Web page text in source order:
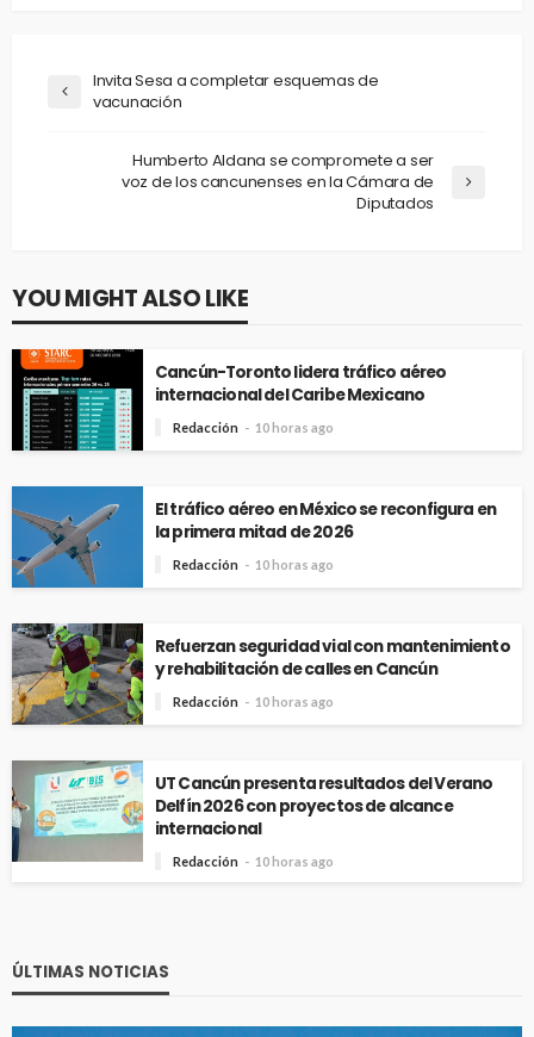
Invita Sesa a completar esquemas de
vacunación
Humberto Aldana se compromete a ser
voz de los cancunenses en la Cámara de
Diputados
YOU MIGHT ALSO LIKE
Cancún-Toronto lidera tráfico aéreo
internacional del Caribe Mexicano
Redacción 10 horas ago
El tráfico aéreo en México se reconfigura en
la primera mitad de 2026
Redacción 10 horas ago
Refuerzan seguridad vial con mantenimiento
y rehabilitación de calles en Cancún
Redacción 10 horas ago
UT Cancún presenta resultados del Verano
Delfín 2026 con proyectos de alcance
internacional
Redacción 10 horas ago
ÚLTIMAS NOTICIAS